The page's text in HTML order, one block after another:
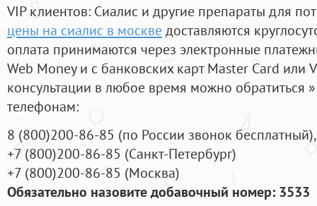
VIP клиентов: Сиалис и другие препараты для
цены на сиалис в москведоставляются
оплата принимаются через электронные
Web Money и с банковских карт Master Card или
консультации в любое время можно обратиться
телефонам:
8 (800)200-86-85 (по России звонок бесплатный),
+7 (800)200-86-85 (Санкт-Петербург)
+7 (800)200-86-85 (Москва)
Обязательно назовите добавочный номер: 3533